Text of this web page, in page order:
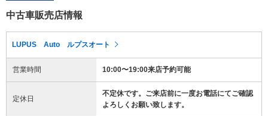
中古車販売店情報
LUPUS Auto ルプスオート
営業時間 10:00〜19:00来店予約可能
定休日
不定休です。ご来店前に一度お電話にてご確認
よろしくお願い致します。